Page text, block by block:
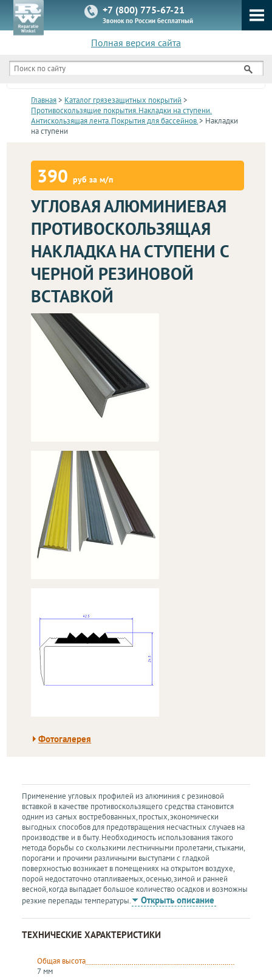
+7 (800) 775-67-21
Звонок по России бесплатный
Полная версия сайта
КАТАЛОГ
Главная> Каталог грязезащитных покрытий >
Противоскользящие покрытия. Накладки на ступени.
Антискользящая лента. Покрытия для бассейнов.> Накладки
на ступени
390руб за м/п
УГЛОВАЯ АЛЮМИНИЕВАЯ
ПРОТИВОСКОЛЬЗЯЩАЯ
НАКЛАДКА НА СТУПЕНИ С
ЧЕРНОЙ РЕЗИНОВОЙ
ВСТАВКОЙ
Фотогалерея
Применение угловых профилей из алюминия с резиновой
вставкой в качестве противоскользящего средства становится
одним из самых востребованных, простых, экономически
выгодных способов для предотвращения несчастных случаев на
производстве и в быту. Необходимость использования такого
метода борьбы со скользкими лестничными пролетами, стыками,
порогами и прочими различными выступами с гладкой
поверхностью возникает в помещениях на открытом воздухе,
порой недостаточно отапливаемых, осенью, зимой и ранней
весной, когда выпадает большое количество осадков и возможны
резкие перепады температуры.
Открыть описание
ТЕХНИЧЕСКИЕ ХАРАКТЕРИСТИКИ
Общая высота
7 мм